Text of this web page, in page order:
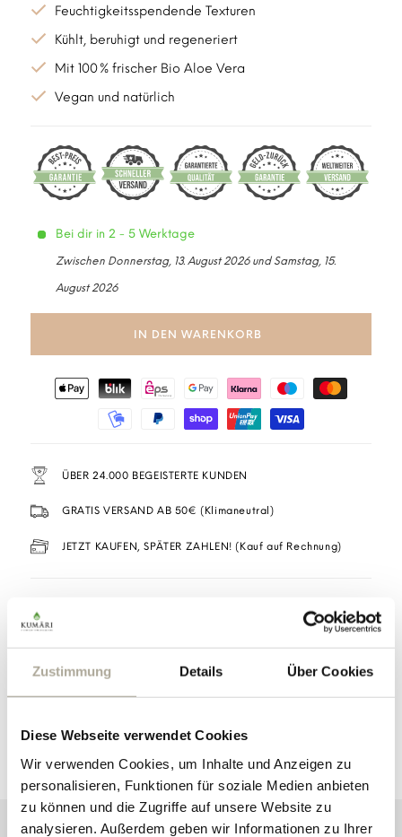
Zustimmung Details Über Cookies
Diese Webseite verwendet Cookies
Wir verwenden Cookies, um Inhalte und Anzeigen zu
personalisieren, Funktionen für soziale Medien anbieten
zu können und die Zugriffe auf unsere Website zu
analysieren. Außerdem geben wir Informationen zu Ihrer
Feuchtigkeitsspendende Texturen
Kühlt, beruhigt und regeneriert
Mit 100 % frischer Bio Aloe Vera
Vegan und natürlich
Bei dir in 2 - 5 Werktage
Zwischen Donnerstag, 13. August 2026 und Samstag, 15.
August 2026
IN DEN WARENKORB
ÜBER 24.000 BEGEISTERTE KUNDEN
GRATIS VERSAND AB 50€ (Klimaneutral)
JETZT KAUFEN, SPÄTER ZAHLEN! (Kauf auf Rechnung)
ANWENDUNG
INHALTSSTOFFE